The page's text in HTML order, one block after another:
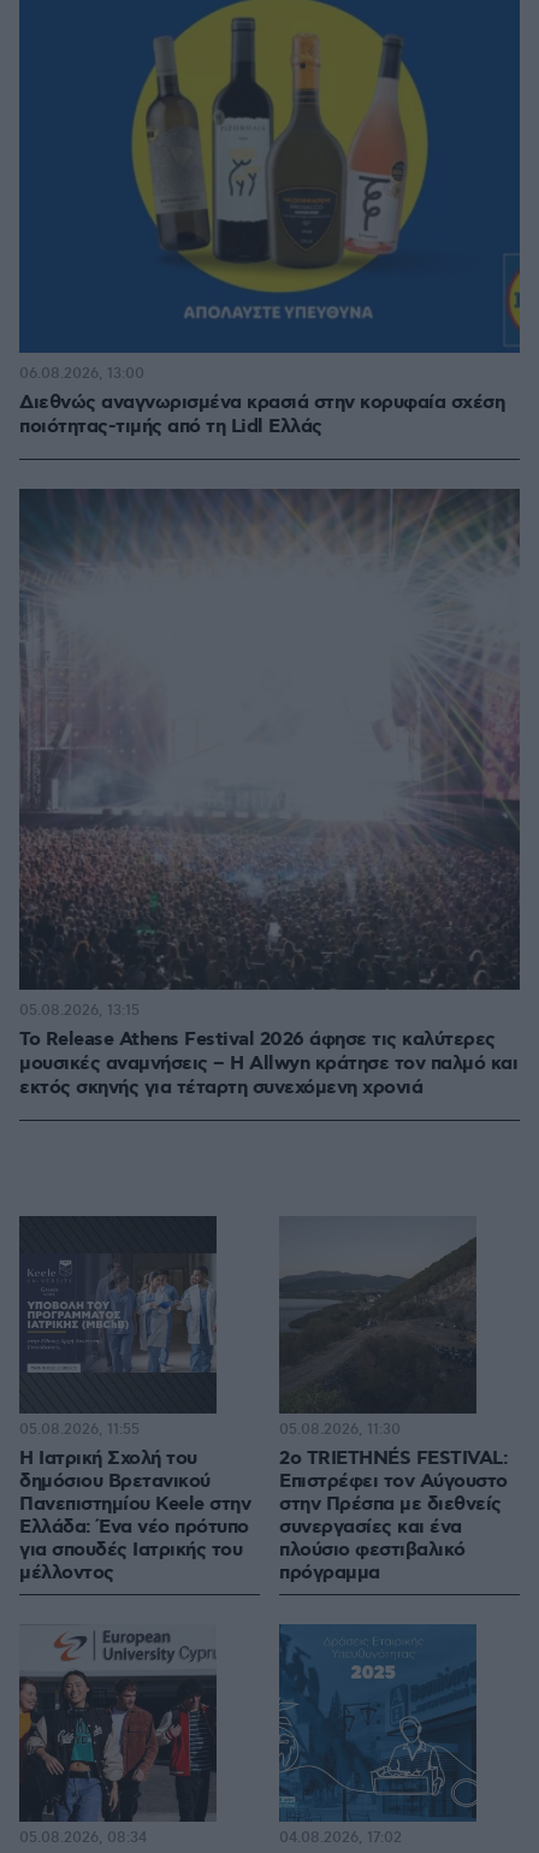
Διεθνώς αναγνωρισμένα κρασιά στην κορυφαία σχέση
ποιότητας-τιμής από τη Lidl Ελλάς
06.08.2026, 13:00
Το Release Athens Festival 2026 άφησε τις καλύτερες
μουσικές αναμνήσεις – Η Allwyn κράτησε τον παλμό και
εκτός σκηνής για τέταρτη συνεχόμενη χρονιά
05.08.2026, 13:15
Η Ιατρική Σχολή του
δημόσιου Βρετανικού
Πανεπιστημίου Keele στην
Ελλάδα: Ένα νέο πρότυπο
για σπουδές Ιατρικής του
μέλλοντος
05.08.2026, 11:55
2ο TRIETHNÉS FESTIVAL:
Επιστρέφει τον Αύγουστο
στην Πρέσπα με διεθνείς
συνεργασίες και ένα
πλούσιο φεστιβαλικό
πρόγραμμα
05.08.2026, 11:30
05.08.2026, 08:34 04.08.2026, 17:02